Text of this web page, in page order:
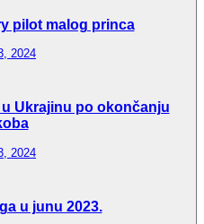
pilot malog princa
2024
Ukrajinu po okončanju
2024
u junu 2023.